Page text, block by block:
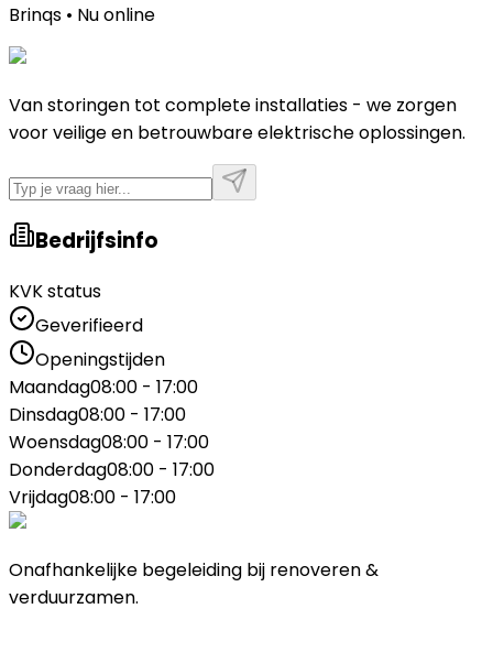
Brinqs • Nu online
Van storingen tot complete installaties - we zorgen
voor veilige en betrouwbare elektrische oplossingen.
Bedrijfsinfo
KVK status
Geverifieerd
Openingstijden
Maandag08:00 - 17:00
Dinsdag08:00 - 17:00
Woensdag08:00 - 17:00
Donderdag08:00 - 17:00
Vrijdag08:00 - 17:00
Onafhankelijke begeleiding bij renoveren &
verduurzamen.